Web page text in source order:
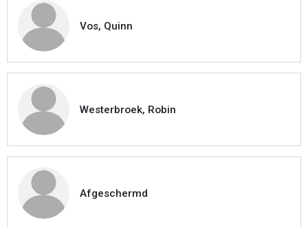
Vos, Quinn
Westerbroek, Robin
Afgeschermd